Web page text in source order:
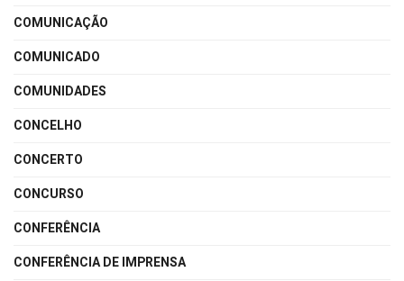
COMUNICAÇÃO
COMUNICADO
COMUNIDADES
CONCELHO
CONCERTO
CONCURSO
CONFERÊNCIA
CONFERÊNCIA DE IMPRENSA